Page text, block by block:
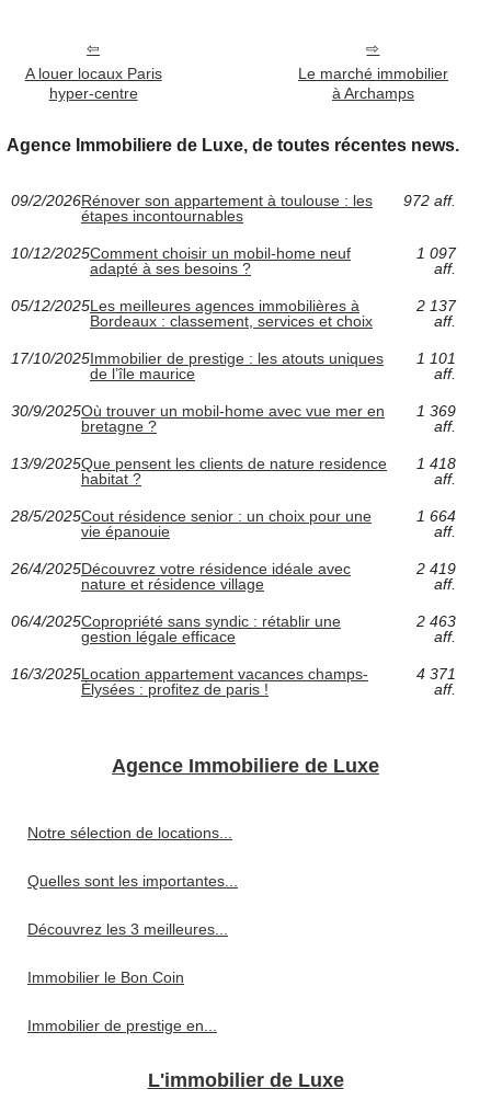
A louer locaux Paris
hyper-centre
Le marché immobilier
à Archamps
Agence Immobiliere de Luxe, de toutes récentes news.
09/2/2026Rénover son appartement à toulouse : les
étapes incontournables
972 aff.
10/12/2025Comment choisir un mobil-home neuf
adapté à ses besoins ?
1 097
aff.
05/12/2025Les meilleures agences immobilières à
Bordeaux : classement, services et choix
2 137
aff.
17/10/2025Immobilier de prestige : les atouts uniques
de l’île maurice
1 101
aff.
30/9/2025Où trouver un mobil-home avec vue mer en
bretagne ?
1 369
aff.
13/9/2025Que pensent les clients de nature residence
habitat ?
1 418
aff.
28/5/2025Cout résidence senior : un choix pour une
vie épanouie
1 664
aff.
26/4/2025Découvrez votre résidence idéale avec
nature et résidence village
2 419
aff.
06/4/2025Copropriété sans syndic : rétablir une
gestion légale efficace
2 463
aff.
16/3/2025Location appartement vacances champs-
Élysées : profitez de paris !
4 371
aff.
Agence Immobiliere de Luxe
Notre sélection de locations...
Quelles sont les importantes...
Découvrez les 3 meilleures...
Immobilier le Bon Coin
Immobilier de prestige en...
L'immobilier de Luxe